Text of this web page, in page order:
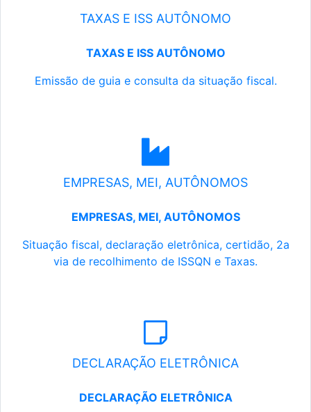
TAXAS E ISS AUTÔNOMO
TAXAS E ISS AUTÔNOMO
Emissão de guia e consulta da situação fiscal.
EMPRESAS, MEI, AUTÔNOMOS
EMPRESAS, MEI, AUTÔNOMOS
Situação fiscal, declaração eletrônica, certidão, 2a
via de recolhimento de ISSQN e Taxas.
DECLARAÇÃO ELETRÔNICA
DECLARAÇÃO ELETRÔNICA